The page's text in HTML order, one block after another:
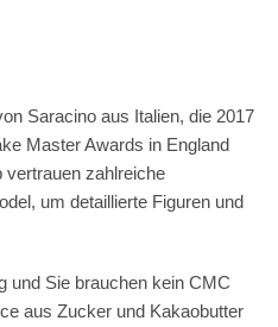
Saracino aus Italien, die 2017
Master Awards in England
vertrauen zahlreiche
um detaillierte Figuren und
und Sie brauchen kein CMC
aus Zucker und Kakaobutter